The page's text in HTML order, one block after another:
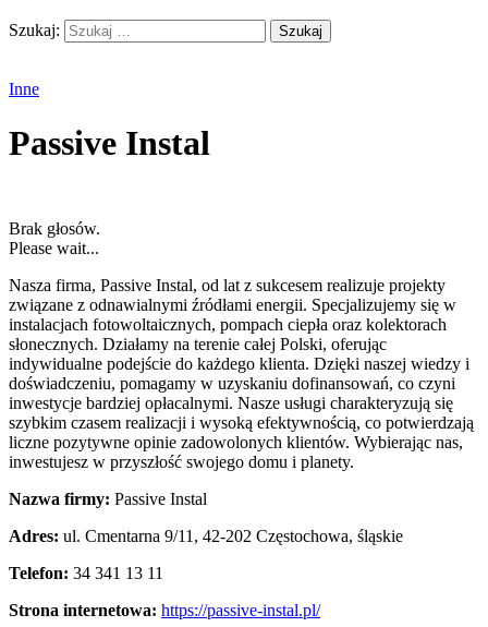
Szukaj:
Inne
Passive Instal
Brak głosów.
Please wait...
Nasza firma, Passive Instal, od lat z sukcesem realizuje projekty
związane z odnawialnymi źródłami energii. Specjalizujemy się w
instalacjach fotowoltaicznych, pompach ciepła oraz kolektorach
słonecznych. Działamy na terenie całej Polski, oferując
indywidualne podejście do każdego klienta. Dzięki naszej wiedzy i
doświadczeniu, pomagamy w uzyskaniu dofinansowań, co czyni
inwestycje bardziej opłacalnymi. Nasze usługi charakteryzują się
szybkim czasem realizacji i wysoką efektywnością, co potwierdzają
liczne pozytywne opinie zadowolonych klientów. Wybierając nas,
inwestujesz w przyszłość swojego domu i planety.
Nazwa firmy: Passive Instal
Adres: ul. Cmentarna 9/11 , 42-202 Częstochowa, śląskie
Telefon: 34 341 13 11
Strona internetowa: https://passive-instal.pl/